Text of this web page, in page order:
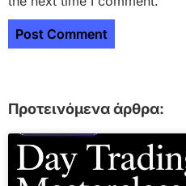
Προτεινόμενα άρθρα: